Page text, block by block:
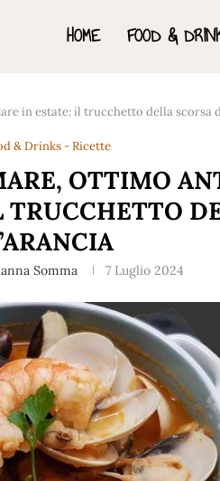
HOME FOOD &
in estate: il trucchetto della scorsa
& Drinks - Ricette
OTTIMO
Somma 7 Luglio 2024